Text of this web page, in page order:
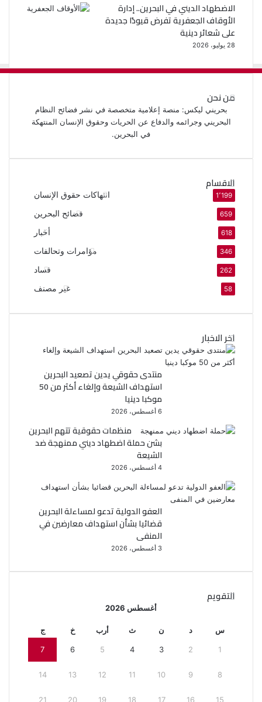
الاضطهاد الديني في البحرين.. إدارة
الأوقاف الجعفرية تفرض قيودًا جديدة
على شعائر دينية
28 يوليو، 2026
من نحن
بحريني ليكس: منصة إعلامية متخصصة في نشر فضائح النظام
البحريني وجرائمه والدفاع عن الحريات وحقوق الإنسان المنتهكة
في البحرين.
الاقسام
انتهاكات حقوق الإنسان 1٬199
فضائح البحرين 659
أخبار 618
مؤامرات وتحالفات 346
فساد 262
غير مصنف 58
اخر الاخبار
منتدى حقوقي يدين تصعيد البحرين
استهداف الشيعة وإلغاء أكثر من 50
موكبا دينيا
6 أغسطس، 2026
منظمات حقوقية تتهم البحرين
بشن حملة اضطهاد ديني ممنهجة ضد
الشيعة
4 أغسطس، 2026
العفو الدولية تدعو لمساءلة البحرين
قضائيا بشأن استهداف معارضين في
المنفى
3 أغسطس، 2026
التقويم
أغسطس 2026
س د ن ث أرب خ ج
1
2
3
4
5
6
7
8
9
10
11
12
13
14
15
16
17
18
19
20
21